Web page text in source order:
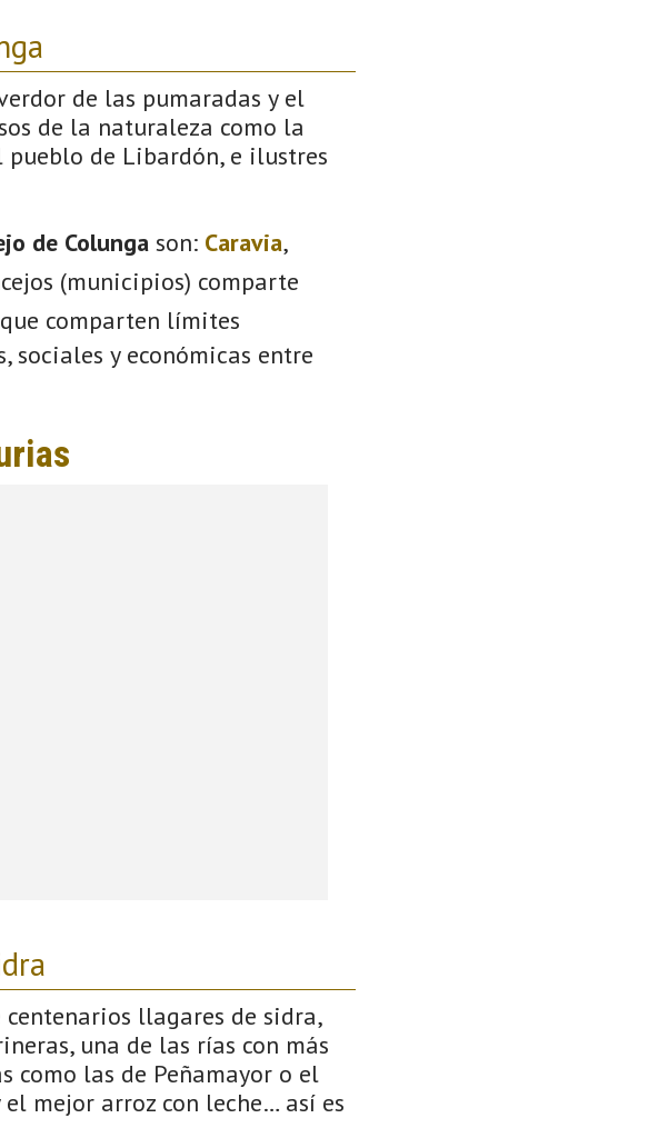
de las pumaradas y el
de la naturaleza como la
de Libardón, e ilustres
de Colunga son: Caravia,
(municipios) comparte
comparten límites
y económicas entre
llagares de sidra,
una de las rías con más
como las de Peñamayor o el
mejor arroz con leche… así es